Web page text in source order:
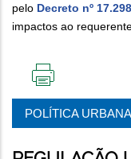
pelo Decreto nº
impactos ao
ESTA
PÁGINA
POLÍTICA URBANA